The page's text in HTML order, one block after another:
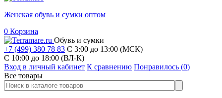
Женская обувь и сумки оптом
0 Корзина
Обувь и сумки
+7 (499) 380 78 83 С 3:00 до 13:00 (МСК)
C 10:00 до 18:00 (ВЛ-К)
Вход в личный кабинет К сравнению Понравилось (0)
Все товары